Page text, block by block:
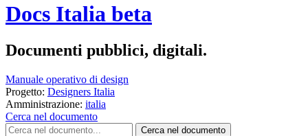
Docs Italia beta
Documenti pubblici, digitali.
Manuale operativo di design
Progetto: Designers Italia
Amministrazione: italia
Cerca nel documento
Cerca nel documento